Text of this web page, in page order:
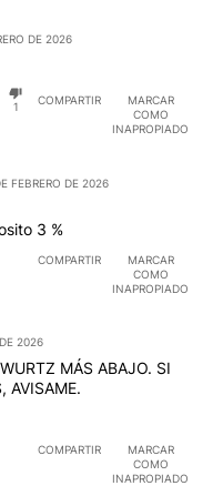
DE 2026
1
COMPARTIR
MARCAR
COMO
INAPROPIADO
FEBRERO DE 2026
3 %
COMPARTIR
MARCAR
COMO
INAPROPIADO
2026
MÁS ABAJO. SI
AVISAME.
COMPARTIR
MARCAR
COMO
INAPROPIADO